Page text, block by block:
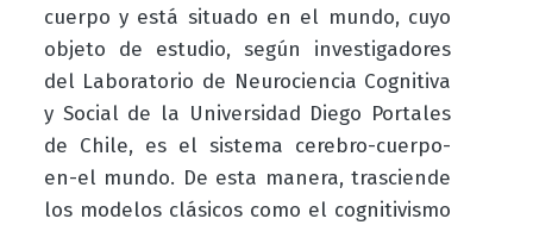
cuerpo y está situado en el mundo, cuyo
objeto de estudio, según investigadores
del Laboratorio de Neurociencia Cognitiva
y Social de la Universidad Diego Portales
de Chile, es el sistema cerebro-cuerpo-
en-el mundo. De esta manera, trasciende
los modelos clásicos como el cognitivismo